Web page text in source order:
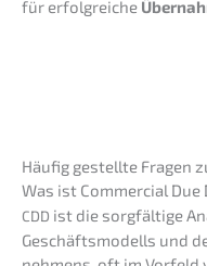
für erfolg­rei­che
Häufig gestell­te Fragen
Was ist Commer­cial Due
CDD ist die sorgfäl­ti­ge
Geschäfts­mo­dells und